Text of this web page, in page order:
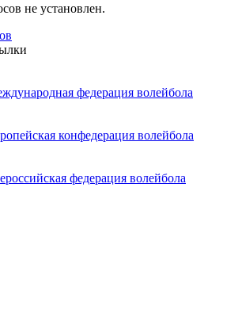
не установлен.
федерация волейбола
конфедерация волейбола
федерация волейбола